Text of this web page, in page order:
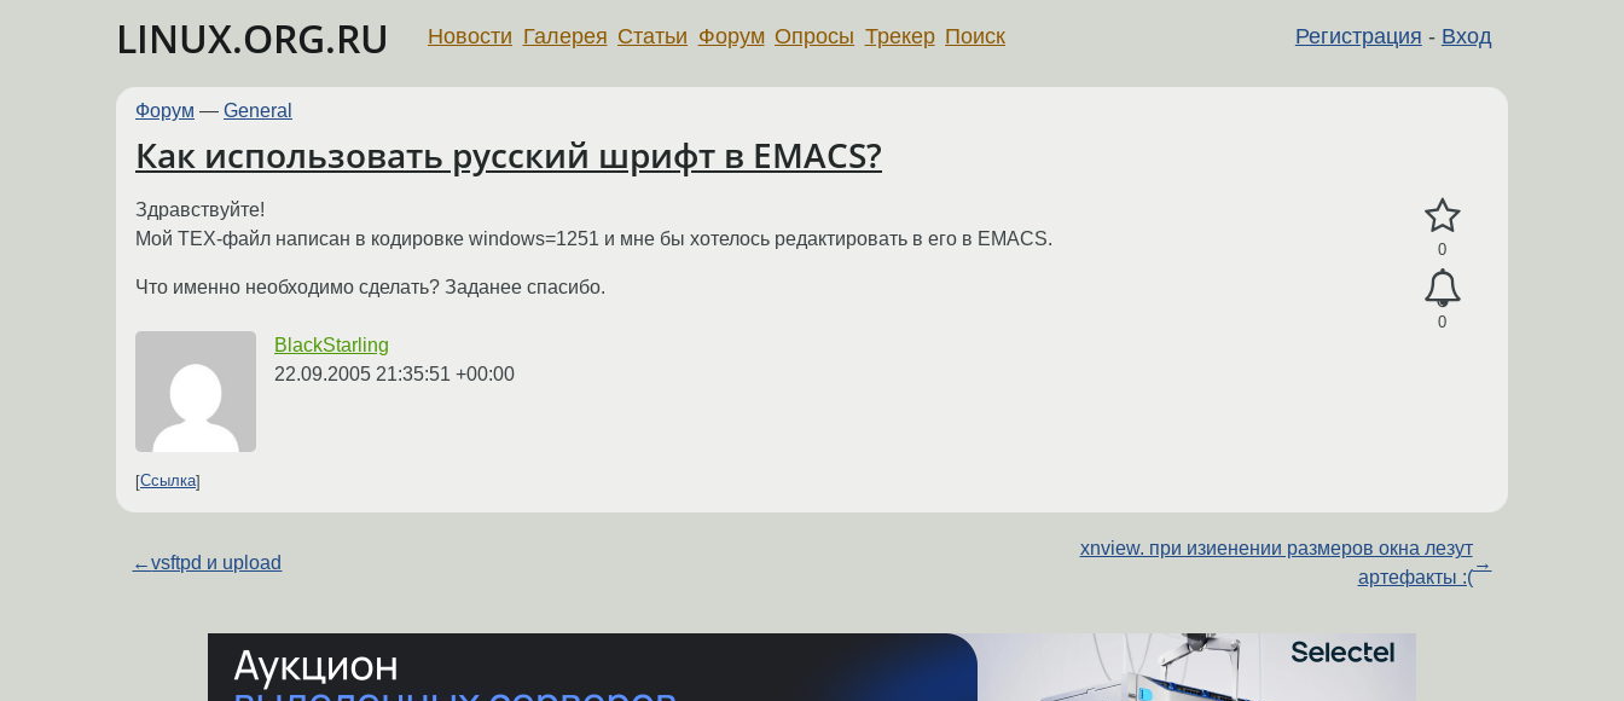
LINUX.ORG.RU Регистрация - Вход
Новости Галерея Статьи Форум Опросы Трекер Поиск
Форум — General
Как использовать русский шрифт в EMACS?
0
0
Здравствуйте!
Мой TEX-файл написан в кодировке windows=1251 и мне бы хотелось редактировать в его в EMACS.
Что именно необходимо сделать? Заданее спасибо.
BlackStarling
22.09.2005 21:35:51 +00:00
Ссылка
←vsftpd и upload
xnview. при изиенении размеров окна лезут
артефакты :(
→